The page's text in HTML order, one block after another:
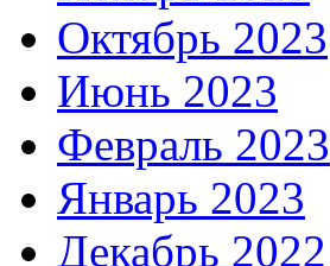
Октябрь 2023
Июнь 2023
Февраль 2023
Январь 2023
Декабрь 2022